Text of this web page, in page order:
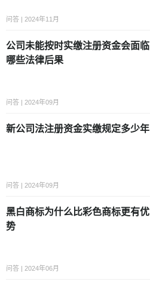
问答 | 2024年11月
公司未能按时实缴注册资金会面临
哪些法律后果
问答 | 2024年09月
新公司法注册资金实缴规定多少年
问答 | 2024年09月
黑白商标为什么比彩色商标更有优
势
问答 | 2024年06月